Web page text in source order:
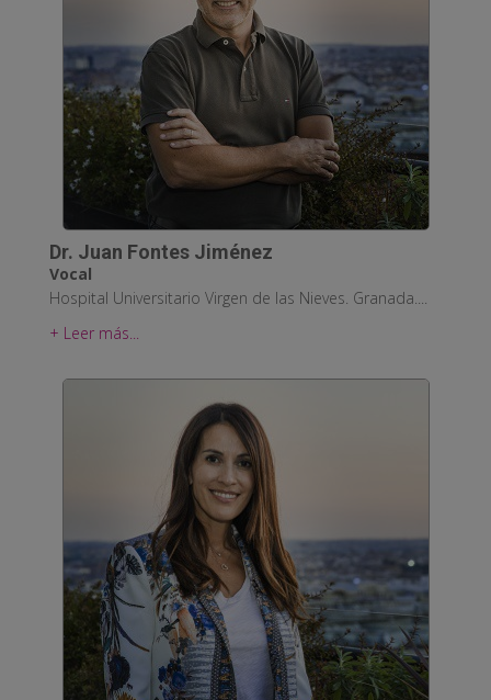
Dr. Juan Fontes Jiménez
Vocal
Hospital Universitario Virgen de las Nieves. Granada....
+ Leer más...